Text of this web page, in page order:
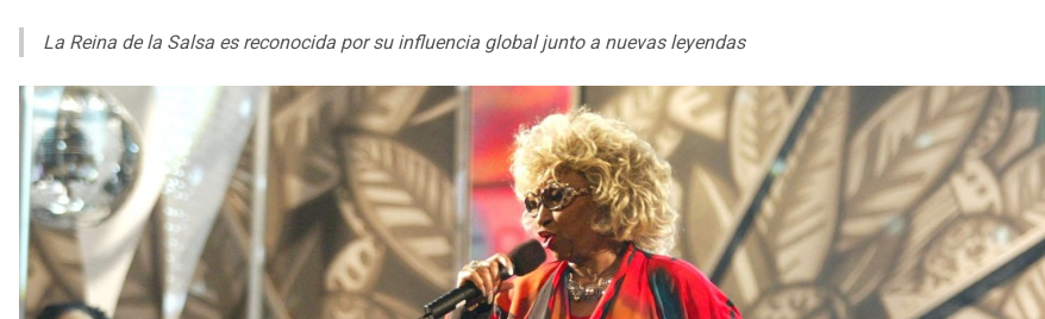
La Reina de la Salsa es reconocida por su influencia global junto a nuevas leyendas